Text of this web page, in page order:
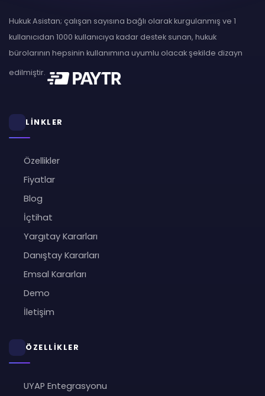
Hukuk Asistan; çalışan sayısına bağlı olarak kurgulanmış ve 1
kullanıcıdan 1000 kullanıcıya kadar destek sunan, hukuk
bürolarının hepsinin kullanımına uyumlu olacak şekilde dizayn
edilmiştir.
LİNKLER
Özellikler
Fiyatlar
Blog
İçtihat
Yargıtay Kararları
Danıştay Kararları
Emsal Kararları
Demo
İletişim
ÖZELLİKLER
UYAP Entegrasyonu